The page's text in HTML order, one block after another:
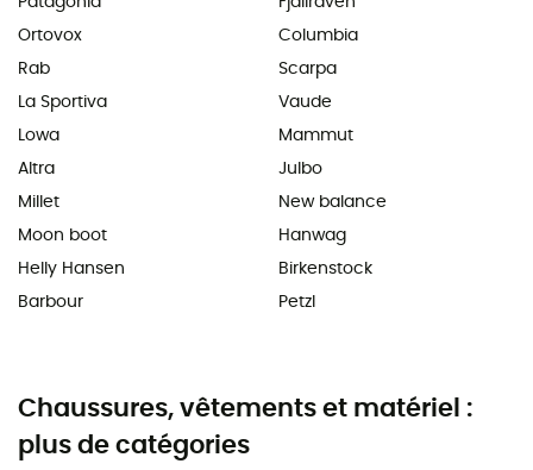
Ortovox
Rab
La Sportiva
Lowa
Altra
Millet
Moon boot
Helly Hansen
Barbour
Columbia
Scarpa
Vaude
Mammut
Julbo
New balance
Hanwag
Birkenstock
Petzl
Chaussures, vêtements et matériel :
plus de catégories